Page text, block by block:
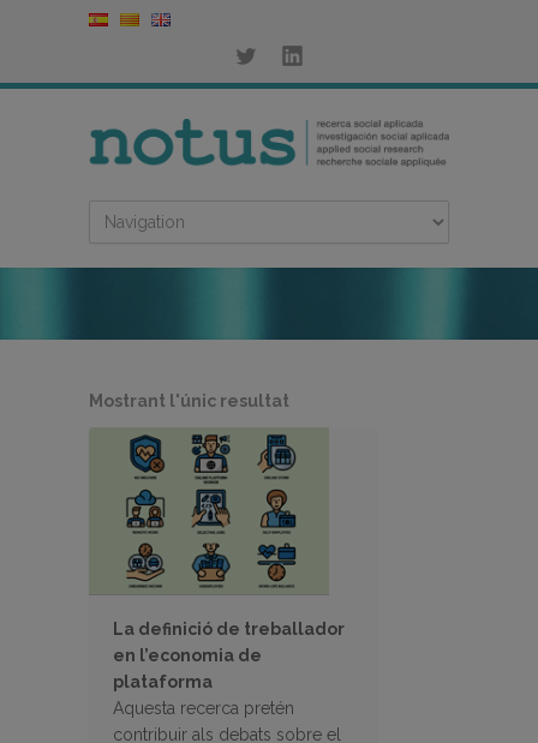
Mostrant l'únic resultat
La definició de treballador
en l’economia de
plataforma
Aquesta recerca pretén
contribuir als debats sobre el